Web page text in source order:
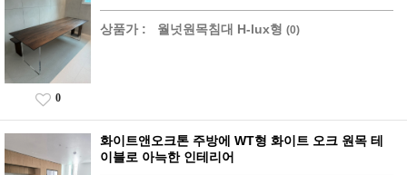
상품가 : 월넛원목침대 H-lux형 (0)
0
화이트앤오크톤 주방에 WT형 화이트 오크 원목 테
이블로 아늑한 인테리어